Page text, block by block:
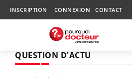
INSCRIPTION CONNEXION CONTACT
QUESTION D'ACTU